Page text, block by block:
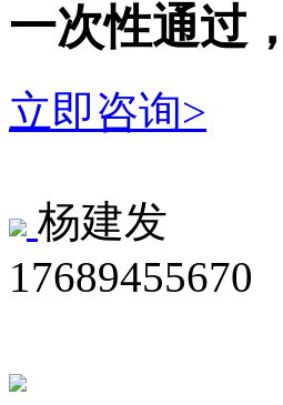
一次性通过，
立即咨询>
杨建发
17689455670